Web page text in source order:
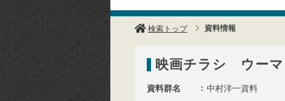
検索トップ 資料情報
映画チラシ ウーマ
資料群名 中村洋一資料